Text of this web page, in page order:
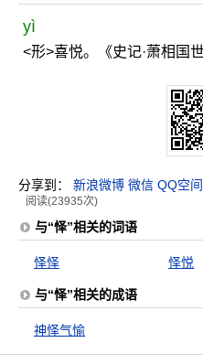
yì
<形>喜悦。《史记·萧相国
分享到： 新浪微博 微信 QQ空间
阅读(23935次)
与“怿”相关的词语
怿怿 怿悦
与“怿”相关的成语
神怿气愉